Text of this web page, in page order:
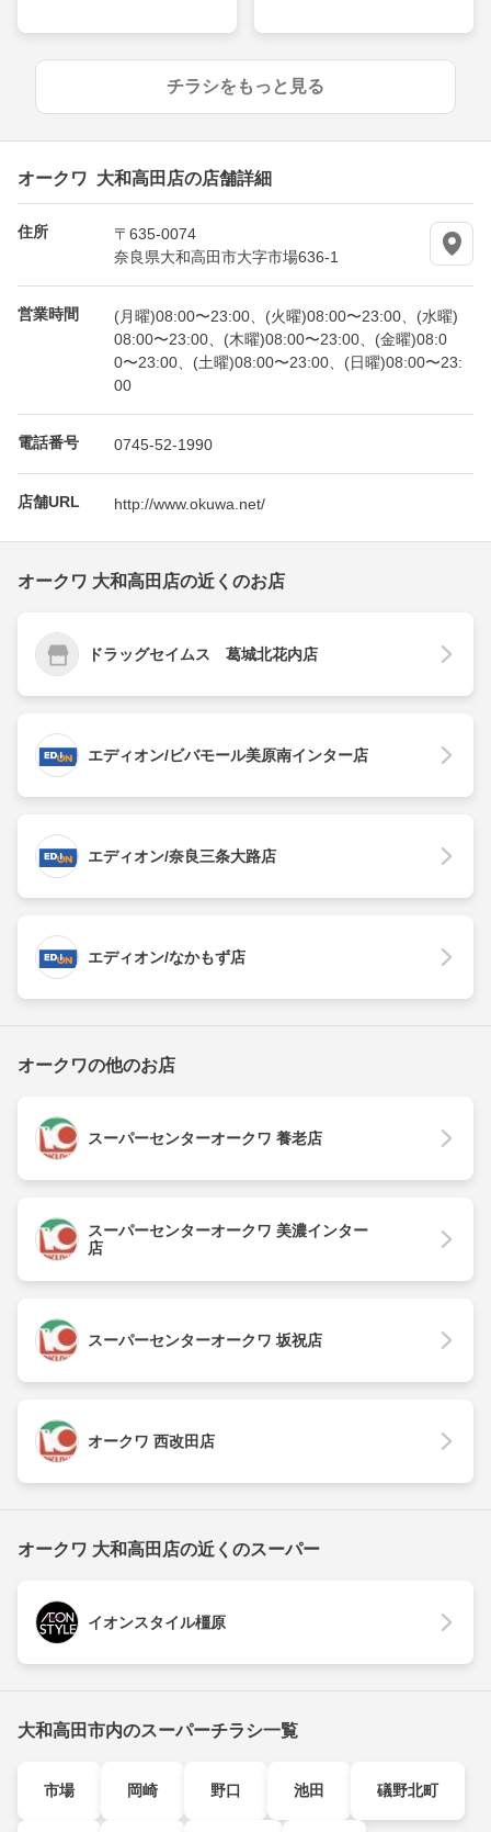
チラシをもっと見る
オークワ 大和高田店の店舗詳細
住所
〒635-0074
奈良県大和高田市大字市場636-1
営業時間
(月曜)08:00〜23:00、(火曜)08:00〜23:00、(水曜)
08:00〜23:00、(木曜)08:00〜23:00、(金曜)08:0
0〜23:00、(土曜)08:00〜23:00、(日曜)08:00〜23:
00
電話番号 0745-52-1990
店舗URL http://www.okuwa.net/
オークワ 大和高田店の近くのお店
ドラッグセイムス 葛城北花内店
エディオン/ビバモール美原南インター店
エディオン/奈良三条大路店
エディオン/なかもず店
オークワの他のお店
スーパーセンターオークワ 養老店
スーパーセンターオークワ 美濃インター
店
スーパーセンターオークワ 坂祝店
オークワ 西改田店
オークワ 大和高田店の近くのスーパー
イオンスタイル橿原
大和高田市内のスーパーチラシ一覧
市場 岡崎 野口 池田 礒野北町